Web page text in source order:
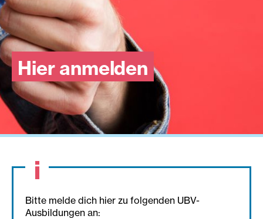
Hier anmelden
Bitte melde dich hier zu folgenden UBV-
Ausbildungen an: